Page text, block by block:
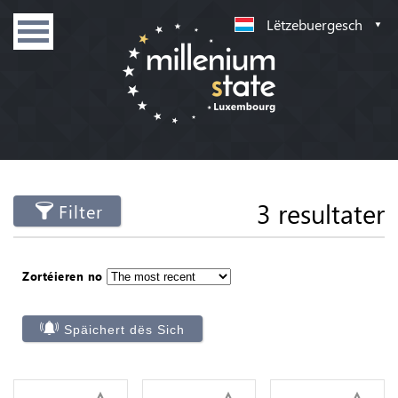
Lëtzebuergesch
Filter 3 resultater
Zortéieren no
Späichert dës Sich